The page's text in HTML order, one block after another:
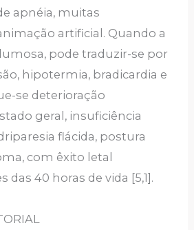
apnéia, muitas
artificial. Quando a
pode traduzir-se por
hipotermia, bradicardia e
se deterioração
geral, insuficiência
flácida, postura
com êxito letal
40 horas de vida [5,1].